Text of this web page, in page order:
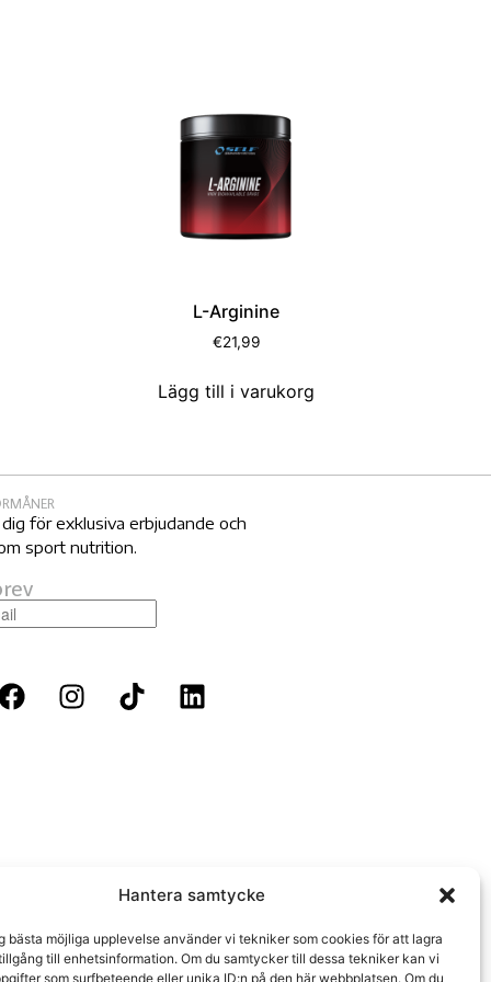
Hantera samtycke
bästa möjliga upplevelse använder vi tekniker som cookies för att lagra
till enhetsinformation. Om du samtycker till dessa tekniker kan vi
som surfbeteende eller unika ID:n på den här webbplatsen. Om du
L-Arginine
€21,99
Lägg till i varukorg
för exklusiva erbjudande och
sport nutrition.